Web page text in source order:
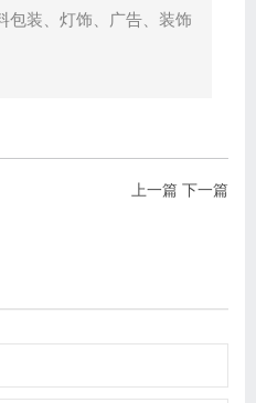
包装、灯饰、广告、装饰
上一篇 下一篇